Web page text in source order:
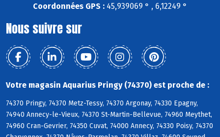
Coordonnées GPS : 45,939069 ° , 6,12249 °
Nous suivre sur
Votre magasin Aquarius Pringy (74370) est proche de :
74370 Pringy, 74370 Metz-Tessy, 74370 Argonay, 74330 Epagny,
74940 Annecy-le-Vieux, 74370 St-Martin-Bellevue, 74960 Meythet,
74960 Cran-Gevrier, 74350 Cuvat, 74000 Annecy, 74330 Poisy, 74370